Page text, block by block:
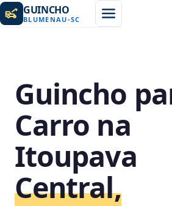
GUINCHO
BLUMENAU-SC
Guincho
Carro na
Itoupava
Central,